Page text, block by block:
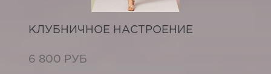
КЛУБНИЧНОЕ НАСТРОЕНИЕ
6 800 РУБ